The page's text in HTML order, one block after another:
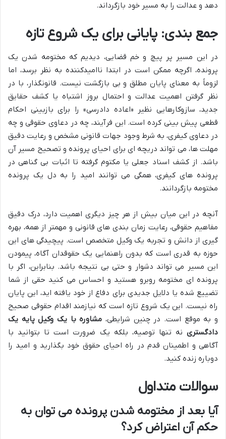
دهد و عدالت را به مسیر خود بازگرداند.
جمع بندی: پایانی برای یک شروع تازه
در این مسیر پر پیچ و خم قضایی، دیدیم که مختومه شدن یک
پرونده، اگرچه ممکن است در ابتدا ناامیدکننده به نظر برسد، اما
لزوماً به معنای پایان مطلق و بی بازگشت نیست. قانونگذار، با در
نظر گرفتن اهمیت عدالت و احتمال بروز اشتباه یا کشف حقایق
جدید، سازوکارهایی نظیر «اعاده دادرسی» را برای بازبینی احکام
قطعی پیش بینی کرده است. این فرآیند، چه در دعاوی حقوقی و چه
در دعاوی کیفری، به شرط وجود جهات قانونی مشخص و رعایت دقیق
مهلت ها، می تواند دریچه ای برای احیای پرونده و تصحیح مسیر آن
باشد. از کشف اسناد جعلی یا مکتوم گرفته تا اثبات بی گناهی در
پرونده های کیفری، همگی می توانند امید را به دل یک پرونده
مختومه بازگردانند.
آنچه در این میان بیش از هر چیز دیگری اهمیت دارد، درک دقیق
مفاهیم حقوقی، رعایت زمان بندی های قانونی و مهمتر از همه، بهره
گیری از دانش و تجربه یک وکیل متخصص است. پیچیدگی های این
حوزه به قدری است که بدون راهنمایی یک حقوقدان آگاه، پیمودن
این مسیر می تواند دشوار و حتی بی نتیجه باشد. بنابراین، اگر با
پرونده ای مختومه روبرو هستید و احساس می کنید حقی از شما
تضییع شده یا دلایل جدیدی برای دفاع از خود یافته اید، این پایان
راه نیست. این یک شروع تازه است که نیازمند اقدام حقوقی صحیح
و به موقع است. در چنین شرایطی، مشاوره با یک وکیل پایه یک
دادگستری نه تنها توصیه، بلکه یک ضرورت است تا بتوانید با
آگاهی و اطمینان قدم در راه احیای حقوق خود بگذارید و امید را
دوباره زنده کنید.
سوالات متداول
آیا بعد از مختومه شدن پرونده می توان به
حکم آن اعتراض کرد؟